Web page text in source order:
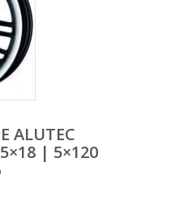
ALUTEC
| 5×120